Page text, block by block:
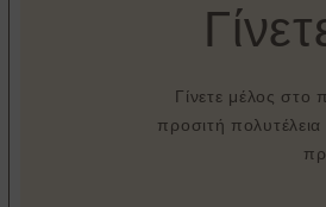
Γίνετε μέλος στο
προσιτή